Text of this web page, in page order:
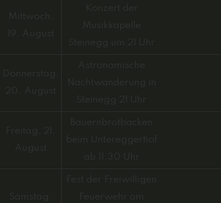
Mittwoch,
19. August
Konzert der
Musikkapelle
Steinegg um 21 Uhr
Donnerstag,
20. August
Astronomische
Nachtwanderung in
Steinegg 21 Uhr
Freitag, 21.
August
Bauernbrotbacken
beim Untereggerhof
ab 11.30 Uhr
Samstag,
Fest der Freiwilligen
Feuerwehr am